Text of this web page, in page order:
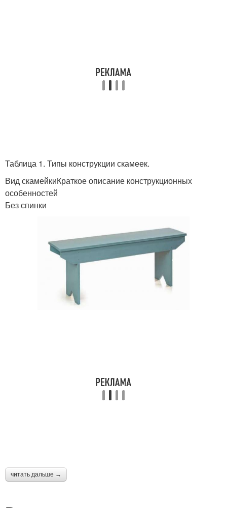
Таблица 1. Типы конструкции скамеек.
Вид скамейкиКраткое описание конструкционных
особенностей
Без спинки
читать дальше →